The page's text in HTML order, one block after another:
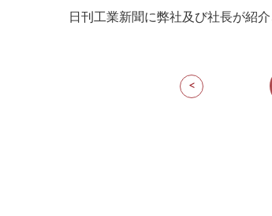
日刊工業新聞に弊社及び社
<